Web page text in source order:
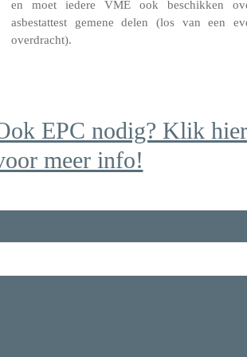
en moet iedere VME ook beschikken
asbestattest gemene delen (los van een
overdracht).
EPC nodig? Klik hier
meer info!